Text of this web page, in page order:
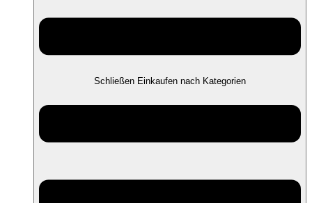
Schließen Einkaufen nach Kategorien